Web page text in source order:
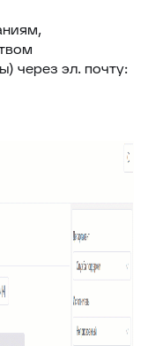
через эл. почту: